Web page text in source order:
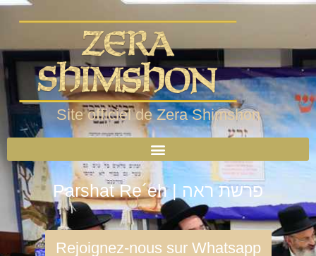
Site officiel de Zera Shimshon
Parshat Re´eh | פרשת ראה
Rejoignez-nous sur Whatsapp